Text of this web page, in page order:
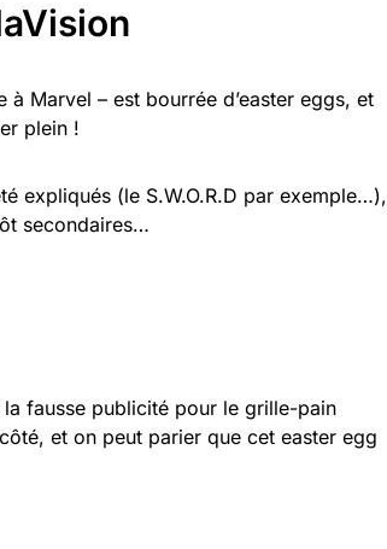
Marvel – est bourrée d’easter eggs, et
plein !
expliqués (le S.W.O.R.D par exemple…),
secondaires…
la fausse publicité pour le grille-pain
et on peut parier que cet easter egg